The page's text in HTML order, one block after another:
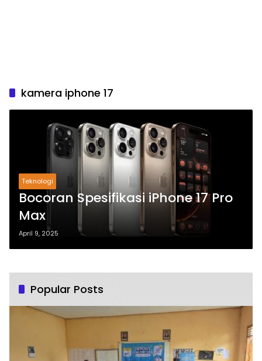
kamera iphone 17
Teknologi
Bocoran Spesifikasi iPhone 17 Pro
Max
April 9, 2025
Popular Posts